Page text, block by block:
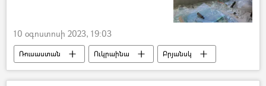
10 օգոստոսի 2023, 19:03
Ռուսաստան Ուկրաինա
Բրյանսկ
Մահ